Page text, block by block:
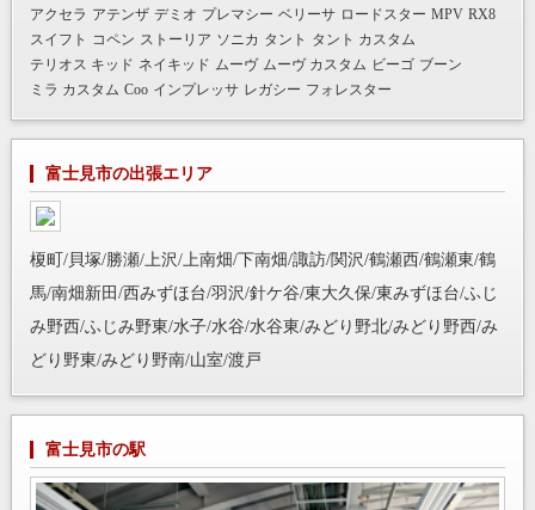
アクセラ アテンザ デミオ プレマシー ベリーサ ロードスター MPV RX8
スイフト コペン ストーリア ソニカ タント タント カスタム
テリオス キッド ネイキッド ムーヴ ムーヴ カスタム ビーゴ ブーン
ミラ カスタム Coo インプレッサ レガシー フォレスター
富士見市の出張エリア
榎町/貝塚/勝瀬/上沢/上南畑/下南畑/諏訪/関沢/鶴瀬西/鶴瀬東/鶴
馬/南畑新田/西みずほ台/羽沢/針ケ谷/東大久保/東みずほ台/ふじ
み野西/ふじみ野東/水子/水谷/水谷東/みどり野北/みどり野西/み
どり野東/みどり野南/山室/渡戸
富士見市の駅